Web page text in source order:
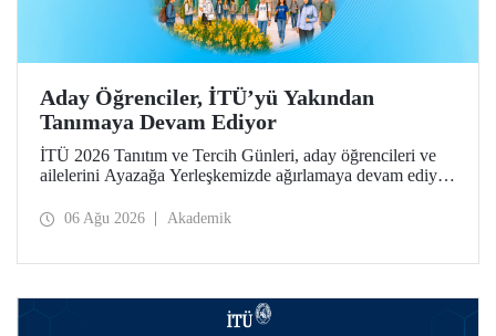
Aday Öğrenciler, İTÜ’yü Yakından
Tanımaya Devam Ediyor
İTÜ 2026 Tanıtım ve Tercih Günleri, aday öğrencileri ve
ailelerini Ayazağa Yerleşkemizde ağırlamaya devam ediyor.
ilgili fakülte ve birimler adaylara bilgi vermeye devam
06 Ağu 2026 Akademik